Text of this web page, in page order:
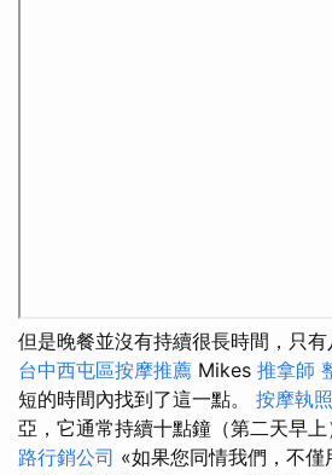
但是晚餐並沒有持續很長時間，只有
台中西屯區按摩推薦 Mikes 推拿師
短的時間內找到了這一點。 按摩執照
亞，它通常持續十點鐘（第二天早上
路行銷公司 «如果您同情我們，不